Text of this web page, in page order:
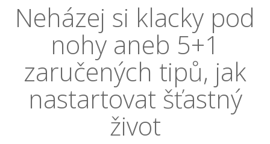
Neházej si klacky pod
nohy aneb 5+1
zaručených tipů, jak
nastartovat šťastný
život